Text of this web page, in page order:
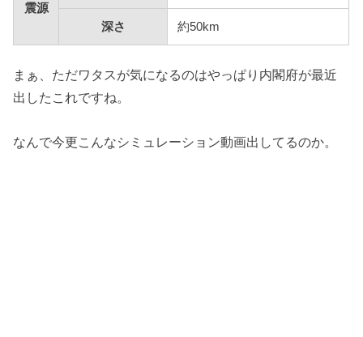
震源
深さ 約50km
まぁ、ただワタスが気になるのはやっぱり内閣府が最近
出したこれですね。
なんで今更こんなシミュレーション動画出してるのか。